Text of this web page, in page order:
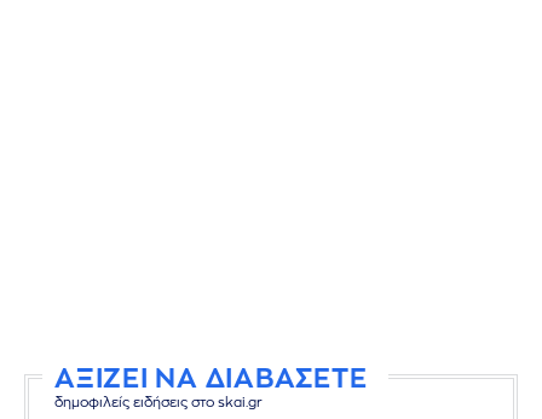
ΑΞΙΖΕΙ ΝΑ ΔΙΑΒΑΣΕΤΕ
δημοφιλείς ειδήσεις στο skai.gr